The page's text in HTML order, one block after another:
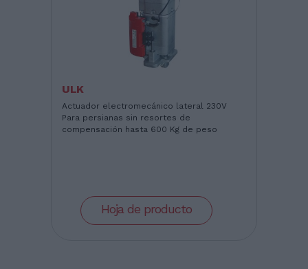
ULK
Actuador electromecánico lateral 230V
Para persianas sin resortes de
compensación hasta 600 Kg de peso
Hoja de producto